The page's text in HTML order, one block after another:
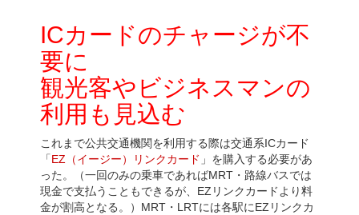
ICカードのチャージが不
要に
観光客やビジネスマンの
利用も見込む
これまで公共交通機関を利用する際は交通系ICカード
「EZ（イージー）リンクカード 」を購入する必要があ
った。（一回のみの乗車であればMRT・路線バスでは
現金で支払うこともできるが、EZリンクカードより料
金が割高となる。）MRT・LRTには各駅にEZリンクカ